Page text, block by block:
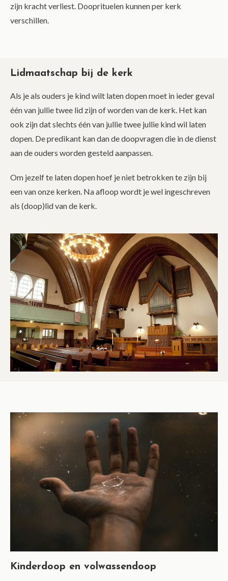
zijn kracht verliest. Dooprituelen kunnen per kerk
verschillen.
Lidmaatschap bij de kerk
Als je als ouders je kind wilt laten dopen moet in ieder geval
één van jullie twee lid zijn of worden van de kerk. Het kan
ook zijn dat slechts één van jullie twee jullie kind wil laten
dopen. De predikant kan dan de doopvragen die in de dienst
aan de ouders worden gesteld aanpassen.
Om jezelf te laten dopen hoef je niet betrokken te zijn bij
een van onze kerken. Na afloop wordt je wel ingeschreven
als (doop)lid van de kerk.
Kinderdoop en volwassendoop